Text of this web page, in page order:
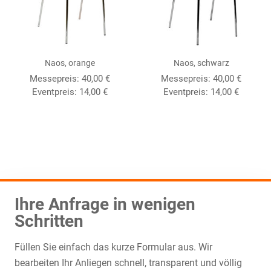
Naos, orange
Messepreis: 40,00 €
Eventpreis: 14,00 €
Naos, schwarz
Messepreis:40,00€
Eventpreis: 14,00€
Ihre Anfrage in wenigen
Schritten
Füllen Sie einfach das kurze Formular aus. Wir
bearbeiten Ihr Anliegen schnell, transparent und völlig